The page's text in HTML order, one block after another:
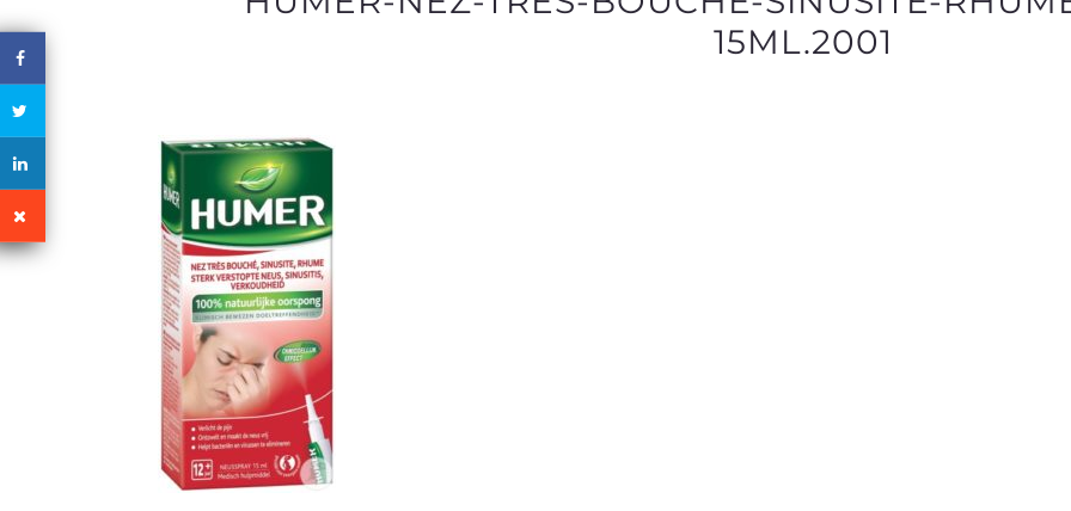
15ML.2001